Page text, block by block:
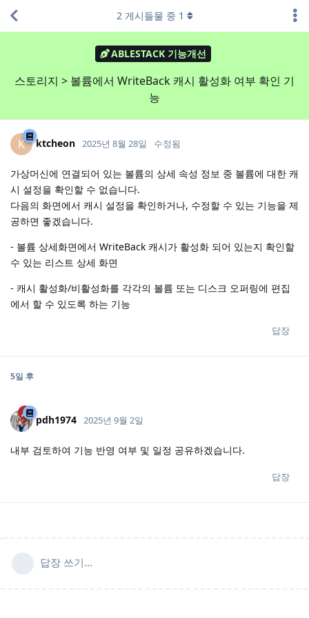
ABLESTACK 기능개선
스토리지 > 볼륨에서 WriteBack 캐시 활성화 여부 확인 기
능
2게시들물 중 1
K ktcheon 2025년 8월 28일 수정됨
가상머신에 연결되어 있는 볼륨의 상세 속성 정보 중 볼륨에 대한 캐
시 설정을 확인할 수 없습니다.
다음의 화면에서 캐시 설정을 확인하거나, 수정할 수 있는 기능을 제
공하면 좋겠습니다.
- 볼륨 상세화면에서 WriteBack 캐시가 활성화 되어 있는지 확인할
수 있는 리스트 상세 화면
- 캐시 활성화/비활성화를 각각의 볼륨 또는 디스크 오퍼링에 편집
에서 할 수 있도록 하는 기능
답장
5일 후
pdh1974 2025년 9월 2일
내부 검토하여 기능 반영 여부 및 일정 공유하겠습니다.
답장
답장 쓰기...